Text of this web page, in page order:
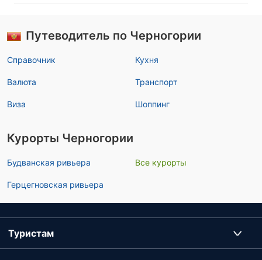
Путеводитель по Черногории
Справочник
Валюта
Виза
Кухня
Транспорт
Шоппинг
Курорты Черногории
Будванская ривьера
Герцегновская ривьера
Все курорты
Туристам